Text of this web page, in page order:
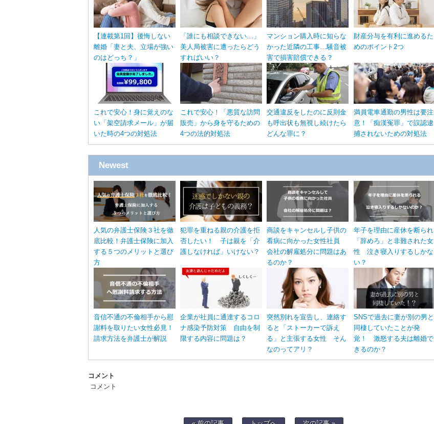
【連載第1回】後悔しない
離婚「妻と夫、立場が強い
のはどっち？」
「誰にも相談できない…」
美人局被害に遭ったらどう
すればいい？
マンション購入時に知らな
かった近隣の工事…騒音被
害で損害賠償できる？
財産分与を有利に進めるた
めのポイント2つ
これで安心！身に覚えのな
い「架空請求メール」が届
いた時の4つの対処法
これで安心！「悪質な訪問
販売」から身を守るための
4つの法的対処法
交通違反をしたのに反則金
も呼出状も無視し続けたら
どんな罪に？
満員電車通勤の男性は要注
意！「痴漢冤罪」で誤認逮
捕されないための対処法
Newest
人気の弁護士保険３社を徹
底比較！弁護士保険に加入
する５つのメリットと選び
方
犯罪を重ねる親の介護を拒
否したい！ 子は親を「介
護しなければ」いけない？
商談をキャンセルし子供の
看病に向かった女性社員
会社の解雇処分に問題はあ
るのか？
年子を理由に産休を断られ
「辞めろ」と非難された女
性 泣き寝入りするしかな
い？
音信不通の不倫相手から慰
謝料を取りたい女性必見！
請求方法を弁護士が解説
企業が社員に通達するコロ
ナ感染予防対策 自由を制
限する内容に問題は？
突然別れを宣告し、連絡す
ると「ストーカーで訴え
る」と主張する女性 そん
なのってアリ？
SNSで過去に妻が別の男と
同棲していたことが発
覚！ 激怒する夫は離婚で
きるのか？
コメント
コメント